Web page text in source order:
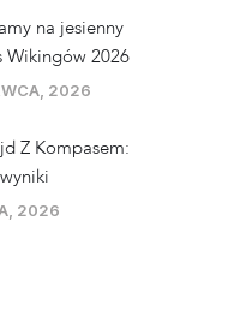
na jesienny
Wikingów 2026
2026
Z Kompasem:
2026